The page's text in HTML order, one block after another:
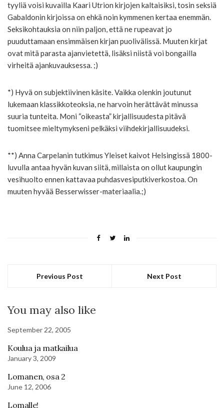
tyyliä voisi kuvailla Kaari Utrion kirjojen kaltaisiksi, tosin seksiä
Gabaldonin kirjoissa on ehkä noin kymmenen kertaa enemmän.
Seksikohtauksia on niin paljon, että ne rupeavat jo
puuduttamaan ensimmäisen kirjan puolivälissä. Muuten kirjat
ovat mitä parasta ajanvietettä, lisäksi niistä voi bongailla
virheitä ajankuvauksessa. ;)
*) Hyvä on subjektiivinen käsite. Vaikka olenkin joutunut
lukemaan klassikkoteoksia, ne harvoin herättävät minussa
suuria tunteita. Moni “oikeasta” kirjallisuudesta pitävä
tuomitsee mieltymykseni pelkäksi viihdekirjallisuudeksi.
**) Anna Carpelanin tutkimus Yleiset kaivot Helsingissä 1800-
luvulla antaa hyvän kuvan siitä, millaista on ollut kaupungin
vesihuolto ennen kattavaa puhdasvesiputkiverkostoa. On
muuten hyvää Besserwisser-materiaalia.;)
Previous Post Next Post
You may also like
September 22, 2005
Koulua ja matkailua
January 3, 2009
Lomanen, osa 2
June 12, 2006
Lomalle!